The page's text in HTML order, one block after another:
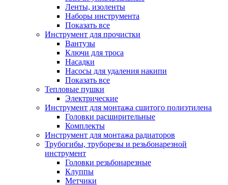
Ленты, изоленты
Наборы инструмента
Показать все
Инструмент для прочистки
Вантузы
Ключи для троса
Насадки
Насосы для удаления накипи
Показать все
Тепловые пушки
Электрические
Инструмент для монтажа сшитого полиэтилена
Головки расширительные
Комплекты
Инструмент для монтажа радиаторов
Трубогибы, труборезы и резьбонарезной
инструмент
Головки резьбонарезные
Клуппы
Метчики